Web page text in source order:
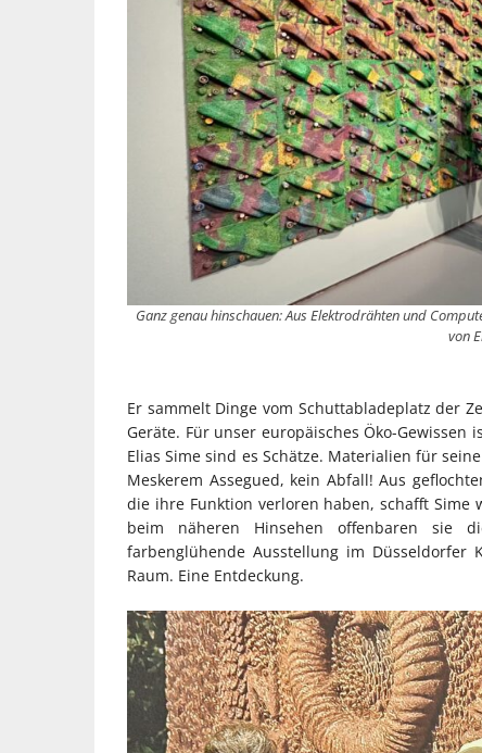
Ganz genau hinschauen: Aus Elektrodrähten und
von
Er sammelt Dinge vom Schuttabladeplatz der
Geräte. Für unser europäisches Öko-
Elias Sime sind es Schätze. Materialien für
Meskerem Assegued, kein Abfall! Aus
die ihre Funktion verloren haben, schafft Sime
beim näheren Hinsehen offenbaren sie
farbenglühende Ausstellung im Düsseldorfer
Raum. Eine Entdeckung.